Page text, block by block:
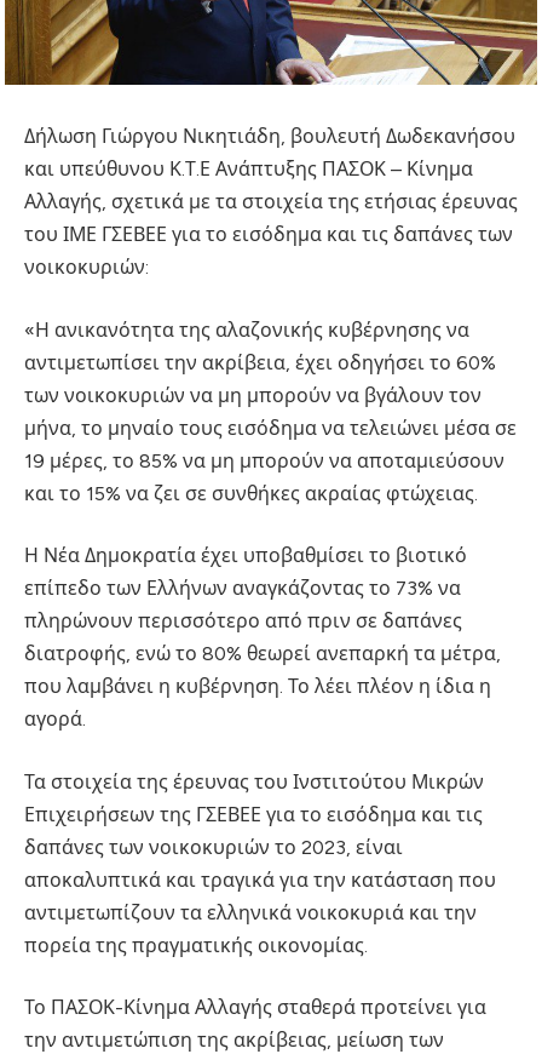
Δήλωση Γιώργου Νικητιάδη, βουλευτή Δωδεκανήσου
και υπεύθυνου Κ.Τ.Ε Ανάπτυξης ΠΑΣΟΚ – Κίνημα
Αλλαγής, σχετικά με τα στοιχεία της ετήσιας έρευνας
του ΙΜΕ ΓΣΕΒΕΕ για το εισόδημα και τις δαπάνες των
νοικοκυριών:
«Η ανικανότητα της αλαζονικής κυβέρνησης να
αντιμετωπίσει την ακρίβεια, έχει οδηγήσει το 60%
των νοικοκυριών να μη μπορούν να βγάλουν τον
μήνα, το μηναίο τους εισόδημα να τελειώνει μέσα σε
19 μέρες, το 85% να μη μπορούν να αποταμιεύσουν
και το 15% να ζει σε συνθήκες ακραίας φτώχειας.
Η Νέα Δημοκρατία έχει υποβαθμίσει το βιοτικό
επίπεδο των Ελλήνων αναγκάζοντας το 73% να
πληρώνουν περισσότερο από πριν σε δαπάνες
διατροφής, ενώ το 80% θεωρεί ανεπαρκή τα μέτρα,
που λαμβάνει η κυβέρνηση. Το λέει πλέον η ίδια η
αγορά.
Τα στοιχεία της έρευνας του Ινστιτούτου Μικρών
Επιχειρήσεων της ΓΣΕΒΕΕ για το εισόδημα και τις
δαπάνες των νοικοκυριών το 2023, είναι
αποκαλυπτικά και τραγικά για την κατάσταση που
αντιμετωπίζουν τα ελληνικά νοικοκυριά και την
πορεία της πραγματικής οικονομίας.
Το ΠΑΣΟΚ-Κίνημα Αλλαγής σταθερά προτείνει για
την αντιμετώπιση της ακρίβειας, μείωση των